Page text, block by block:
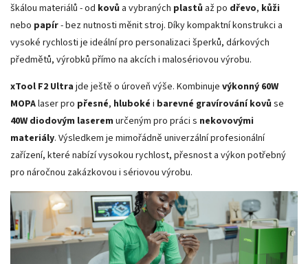
škálou materiálů - od kovů a vybraných plastů až po dřevo, kůži
nebo papír- bez nutnosti měnit stroj. Díky kompaktní konstrukci a
vysoké rychlosti je ideální pro personalizaci šperků, dárkových
předmětů, výrobků přímo na akcích i malosériovou výrobu.
xTool F2 Ultra jde ještě o úroveň výše. Kombinuje výkonný 60W
MOPAlaser pro přesné, hluboké i barevné gravírování kovů se
40W diodovým laserem určeným pro práci s nekovovými
materiály. Výsledkem je mimořádně univerzální profesionální
zařízení, které nabízí vysokou rychlost, přesnost a výkon potřebný
pro náročnou zakázkovou i sériovou výrobu.